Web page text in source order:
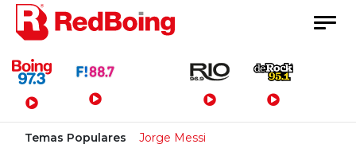
Menú Principal
Temas Populares Jorge Messi